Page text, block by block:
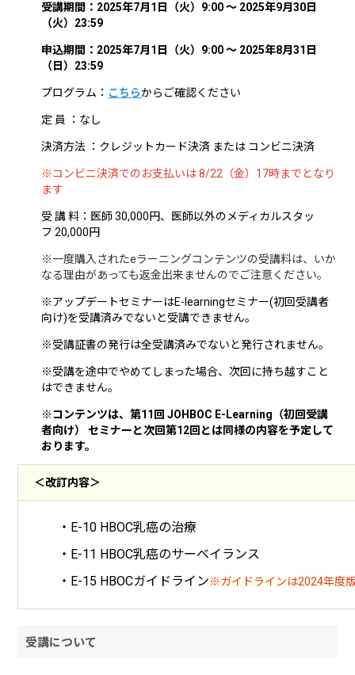
受講期間：2025年7月1日（火）9:00 ～ 2025年9月30日
（火）23:59
申込期間：2025年7月1日（火）9:00 ～ 2025年8月31日
（日 ） 23:59
プログラム： こちらからご確認ください
定 員 ：なし
決済方法 ：クレジットカード決済 または コンビニ決済
※コンビニ決済でのお支払いは 8/22（金）17時までとなり
ます
受 講 料：医師 30,000円、医師以外のメディカルスタッ
フ 20,000円
※一度購入されたeラーニングコンテンツの受講料は、いか
なる理由があっても返金出来ませんのでご注意ください。
※アップデートセミナーはE-learningセミナー(初回受講者
向け)を受講済みでないと受講できません。
※受講証書の発行は全受講済みでないと発行されません。
※受講を途中でやめてしまった場合、次回に持ち越すこと
はできません。
※コンテンツは、第11回 JOHBOC E-Learning（初回受講
者向け） セミナーと次回第12回とは同様の内容を予定して
おります。
＜改訂内容＞
・E-10 HBOC乳癌の治療
・E-11 HBOC乳癌のサーベイランス
・E-15 HBOCガイドライン※ガイドラインは2024年度
受講について